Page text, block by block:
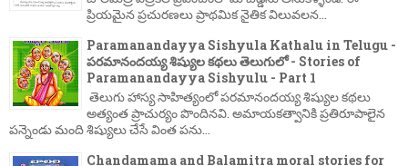
ప్రియమైన ప్రచురణలు ప్రాథమిక నైతిక విలువలన...
Paramanandayya Sishyula Kathalu in Telugu -
పరమానందయ్య శిష్యుల కథలు తెలుగులో - Stories of
Paramanandayya Sishyulu - Part 1
తెలుగు హాస్య సాహిత్యంలో పరమానందయ్య శిష్యుల కథలు
అత్యంత ప్రాచుర్యం పొందినవి. అమాయకత్వానికి ప్రతిరూపాలైన
పన్నెండు మంది శిష్యులు చేసే వింత పను...
Chandamama and Balamitra moral stories for